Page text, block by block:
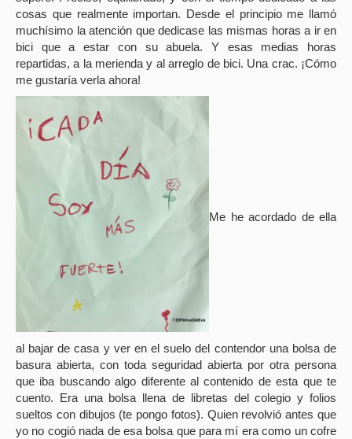
cosas que realmente importan. Desde el principio me llamó
muchísimo la atención que dedicase las mismas horas a ir en
bici que a estar con su abuela. Y esas medias horas
repartidas, a la merienda y al arreglo de bici. Una crac. ¡Cómo
me gustaría verla ahora!
Me he acordado de ella
al bajar de casa y ver en el suelo del contendor una bolsa de
basura abierta, con toda seguridad abierta por otra persona
que iba buscando algo diferente al contenido de esta que te
cuento. Era una bolsa llena de libretas del colegio y folios
sueltos con dibujos (te pongo fotos). Quien revolvió antes que
yo no cogió nada de esa bolsa que para mí era como un cofre